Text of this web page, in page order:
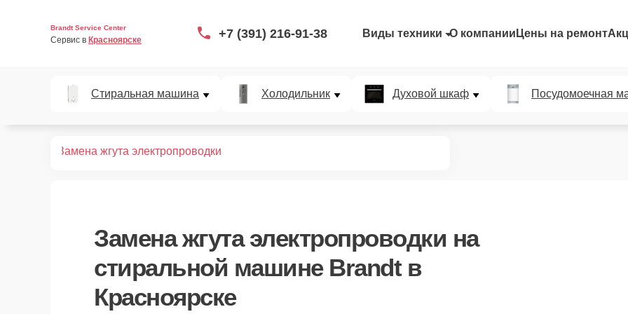
Brandt Service Center
Сервис в Красноярске +7 (391) 216-91-38 Виды техники О компании Цены на ремонт
Стиральная машина Холодильник Духовой шкаф Посудомоечная
Замена жгута электропроводки
Замена жгута электропроводки на
стиральной машине Brandt в
Красноярске